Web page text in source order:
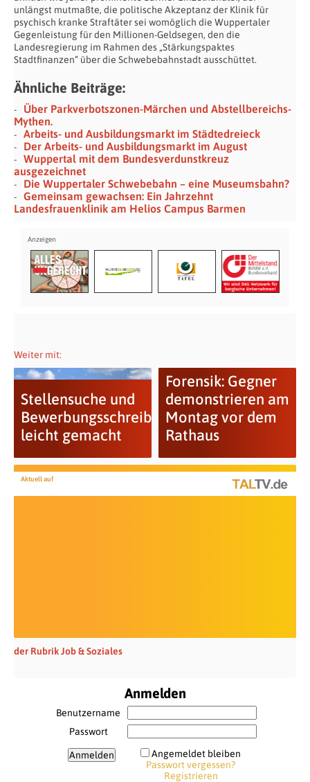
unlängst mutmaßte, die politische Akzeptanz der Klinik für
psychisch kranke Straftäter sei womöglich die Wuppertaler
Gegenleistung für den Millionen-Geldsegen, den die
Landesregierung im Rahmen des „Stärkungspaktes
Stadtfinanzen“ über die Schwebebahnstadt ausschüttet.
Ähnliche Beiträge:
Über Parkverbotszonen-Märchen und Abstellbereichs-
Mythen.
Arbeits- und Ausbildungsmarkt im Städtedreieck
Der Arbeits- und Ausbildungsmarkt im August
Wuppertal mit dem Bundesverdunstkreuz
ausgezeichnet
Die Wuppertaler Schwebebahn – eine Museumsbahn?
Gemeinsam gewachsen: Ein Jahrzehnt
Landesfrauenklinik am Helios Campus Barmen
Weiter mit:
Stellensuche und
Bewerbungsschreiben
leicht gemacht
Forensik: Gegner
demonstrieren am
Montag vor dem
Rathaus
Aktuell auf
der Rubrik Job & Soziales
Anmelden
Benutzername
Passwort
Angemeldet bleiben
Passwort vergessen?
Registrieren